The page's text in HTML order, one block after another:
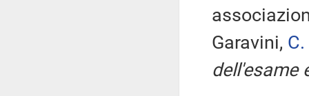
Garavini,
dell'esame